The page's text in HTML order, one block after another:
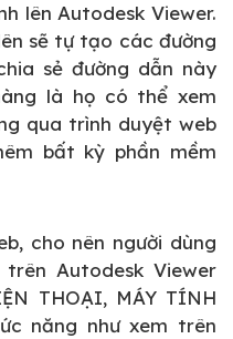
lên Autodesk Viewer.
sẽ tự tạo các đường
sẻ đường dẫn này
là họ có thể xem
qua trình duyệt web
bất kỳ phần mềm
cho nên người dùng
Autodesk Viewer
THOẠI, MÁY TÍNH
năng như xem trên